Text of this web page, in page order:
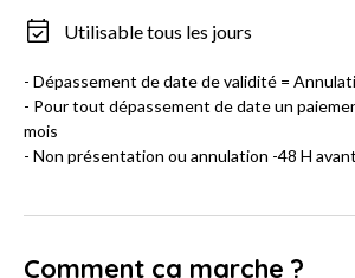
Utilisable tous les jours
- Dépassement de date de validité =
- Pour tout dépassement de date un
mois
- Non présentation ou annulation -48 H
Comment ça marche ?